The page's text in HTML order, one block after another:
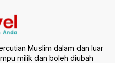
Muslim dalam dan luar
milik dan boleh diubah